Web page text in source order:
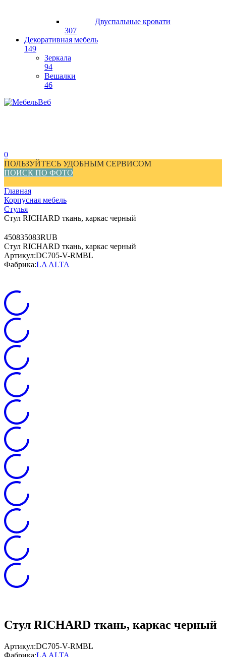
Двуспальные кровати
307
Декоративная мебель
149
Зеркала
94
Вешалки
46
0
ПОЛЬЗУЙТЕСЬ УДОБНЫМ СЕРВИСОМ
ПОИСК ПО ФОТО
Главная
Корпусная мебель
Стулья
Стул RICHARD ткань, каркас черный
450835083RUB
Стул RICHARD ткань, каркас черный
Артикул:DC705-V-RMBL
Фабрика:LA ALTA
Стул RICHARD ткань, каркас черный
Артикул:DC705-V-RMBL
Фабрика:LA ALTA